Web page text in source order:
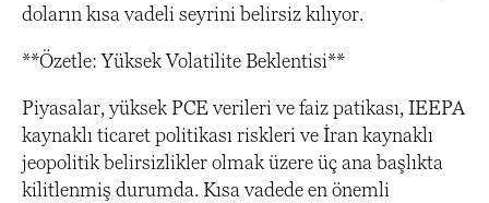
doların kısa vadeli seyrini belirsiz kılıyor.
**Özetle: Yüksek Volatilite Beklentisi**
Piyasalar, yüksek PCE verileri ve faiz patikası, IEEPA
kaynaklı ticaret politikası riskleri ve İran kaynaklı
jeopolitik belirsizlikler olmak üzere üç ana başlıkta
kilitlenmiş durumda. Kısa vadede en önemli